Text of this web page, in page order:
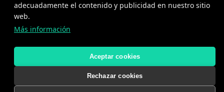
Cookies
Política del
adecuadamente el contenido y publicidad en nuestro sitio
web.
Más información
Aceptar cookies
Rechazar cookies